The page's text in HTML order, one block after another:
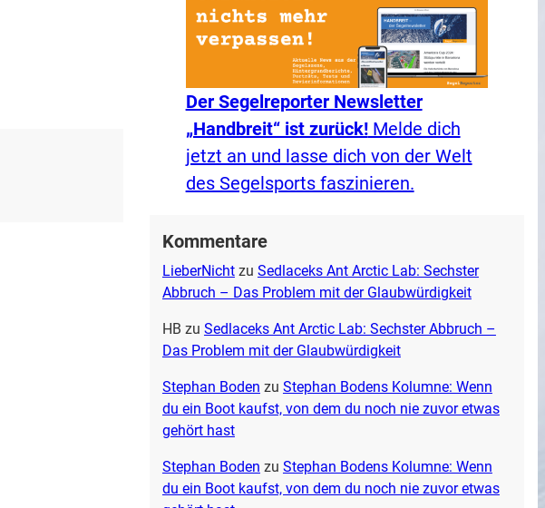
Der Segelreporter Newsletter
„Handbreit“ ist zurück!Melde dich
jetzt an und lasse dich von der Welt
des Segelsports faszinieren.
Kommentare
LieberNichtzu Sedlaceks Ant Arctic Lab: Sechster
Abbruch – Das Problem mit der Glaubwürdigkeit
HB zu Sedlaceks Ant Arctic Lab: Sechster Abbruch –
Das Problem mit der Glaubwürdigkeit
Stephan Boden zu Stephan Bodens Kolumne: Wenn
du ein Boot kaufst, von dem du noch nie zuvor etwas
gehört hast
Stephan Boden zu Stephan Bodens Kolumne: Wenn
du ein Boot kaufst, von dem du noch nie zuvor etwas